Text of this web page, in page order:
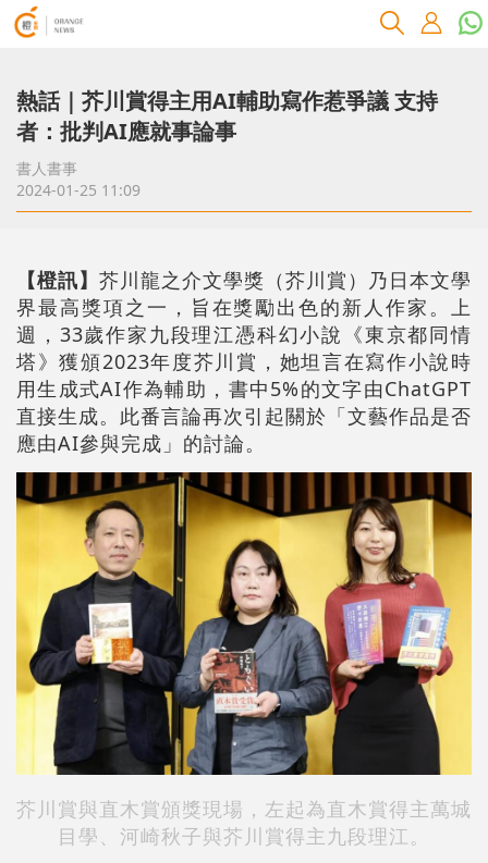
熱話｜芥川賞得主用AI輔助寫作惹爭議 支持
者：批判AI應就事論事
書人書事
2024-01-25 11:09
【橙訊】 芥川龍之介文學獎（芥川賞）乃日本文學
界最高獎項之一，旨在獎勵出色的新人作家。上
週，33歲作家九段理江憑科幻小說《東京都同情
塔》獲頒2023年度芥川賞，她坦言在寫作小說時
用生成式AI作為輔助，書中5%的文字由ChatGPT
直接生成。此番言論再次引起關於「文藝作品是否
應由AI參與完成」的討論。
芥川賞與直木賞頒獎現場，左起為直木賞得主萬城
目學、河崎秋子與芥川賞得主九段理江。